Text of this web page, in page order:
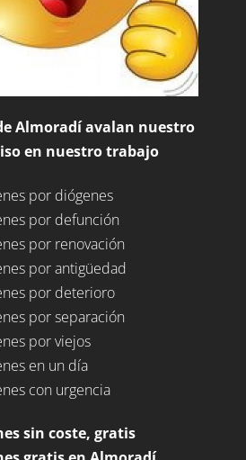
Almoradí avalan nuestro
en nuestro trabajo
por diógenes
por defunción
por renovación
por antigüedad
por deterioro
por separación
por viejos
en un día
con urgencia
sin coste, gratis